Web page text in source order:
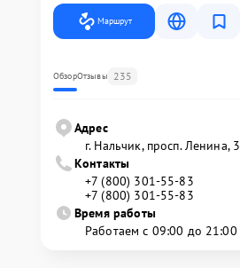
Маршрут
ОбзорОтзывы 235
Адрес
г. Нальчик, просп. Ленина, 3
Контакты
+7 (800) 301-55-83
+7 (800) 301-55-83
Время работы
Работаем с 09:00 до 21:00